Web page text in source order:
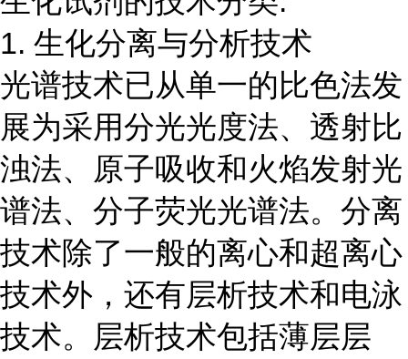
1. 生化分离与分析技术
光谱技术已从单一的比色法发
展为采用分光光度法、透射比
浊法、原子吸收和火焰发射光
谱法、分子荧光光谱法。分离
技术除了一般的离心和超离心
技术外，还有层析技术和电泳
技术。层析技术包括薄层层